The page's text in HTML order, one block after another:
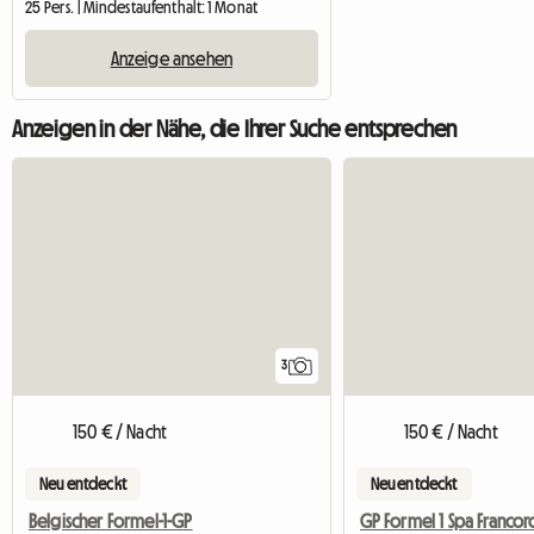
25 Pers. | Mindestaufenthalt: 1 Monat
Anzeige ansehen
Anzeigen in der Nähe, die Ihrer Suche entsprechen
3
150 € / Nacht
Neu entdeckt
Belgischer Formel-1-GP
150 € / Nacht
Neu entdeckt